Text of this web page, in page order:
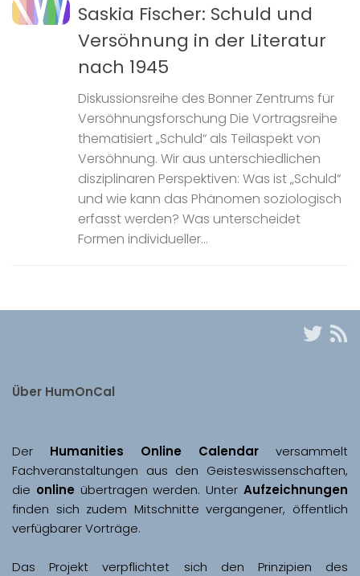
Saskia Fischer: Schuld und
Versöhnung in der Literatur
nach 1945
Diskussionsreihe des Bonner Zentrums für
Versöhnungsforschung Die Vortragsreihe
thematisiert „Schuld“ als Teilaspekt von
Versöhnung. Wir aus unterschiedlichen
disziplinaren Perspektiven: Was ist „Schuld“
und wie kann das Phänomen soziologisch
erfasst werden? Was unterscheidet
Formen individueller...
Über HumOnCal
Der Humanities Online Calendar versammelt
Fachveranstaltungen aus den Geisteswissenschaften,
die online übertragen werden. Unter Aufzeichnungen
finden sich zudem Mitschnitte vergangener, öffentlich
Das Projekt verpflichtet sich den Prinzipien des